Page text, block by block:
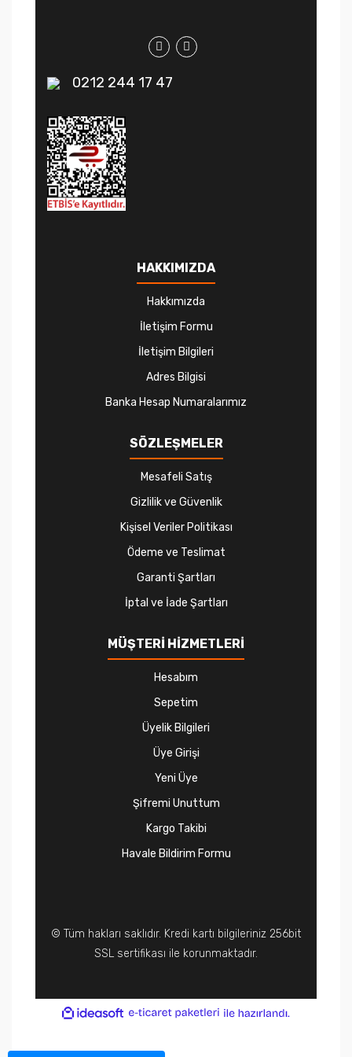
0212 244 17 47
HAKKIMIZDA
Hakkımızda
İletişim Formu
İletişim Bilgileri
Adres Bilgisi
Banka Hesap Numaralarımız
SÖZLEŞMELER
Mesafeli Satış
Gizlilik ve Güvenlik
Kişisel Veriler Politikası
Ödeme ve Teslimat
Garanti Şartları
İptal ve İade Şartları
MÜŞTERİ HİZMETLERİ
Hesabım
Sepetim
Üyelik Bilgileri
Üye Girişi
Yeni Üye
Şifremi Unuttum
Kargo Takibi
Havale Bildirim Formu
© Tüm hakları saklıdır. Kredi kartı bilgileriniz 256bit
SSL sertifikası ile korunmaktadır.
ideasoft
e-